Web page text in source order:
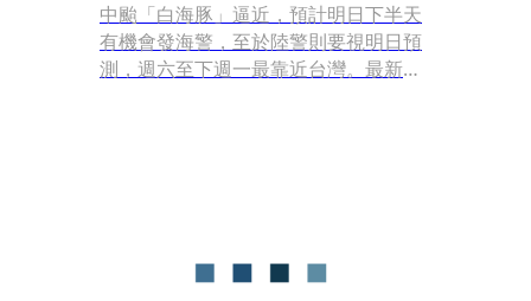
中颱「白海豚」逼近，預計明日下半天
有機會發海警，至於陸警則要視明日預
測，週六至下週一最靠近台灣。最新